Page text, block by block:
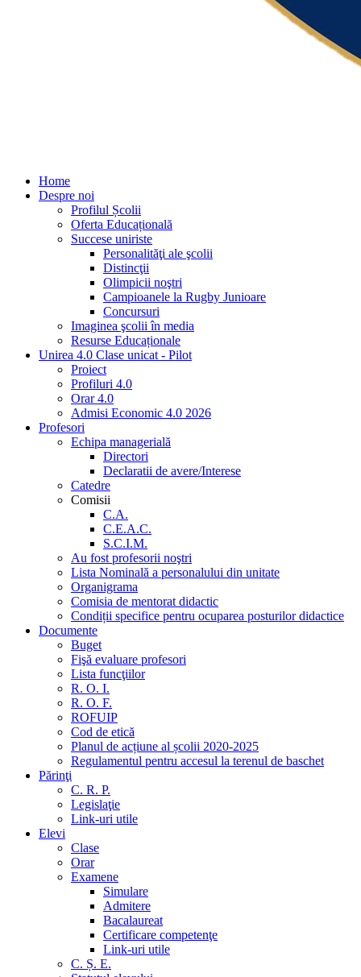
Home
Despre noi
Profilul Școlii
Oferta Educațională
Succese uniriste
Personalităţi ale şcolii
Distincţii
Olimpicii noştri
Campioanele la Rugby Junioare
Concursuri
Imaginea şcolii în media
Resurse Educaționale
Unirea 4.0 Clase unicat - Pilot
Proiect
Profiluri 4.0
Orar 4.0
Admisi Economic 4.0 2026
Profesori
Echipa managerială
Directori
Declaratii de avere/Interese
Catedre
Comisii
C.A.
C.E.A.C.
S.C.I.M.
Au fost profesorii noştri
Lista Nominală a personalului din unitate
Organigrama
Comisia de mentorat didactic
Condiții specifice pentru ocuparea posturilor didactice
Documente
Buget
Fişă evaluare profesori
Lista funcţiilor
R. O. I.
R. O. F.
ROFUIP
Cod de etică
Planul de acțiune al școlii 2020-2025
Regulamentul pentru accesul la terenul de baschet
Părinţi
C. R. P.
Legislaţie
Link-uri utile
Elevi
Clase
Orar
Examene
Simulare
Admitere
Bacalaureat
Certificare competenţe
Link-uri utile
C. Ș. E.